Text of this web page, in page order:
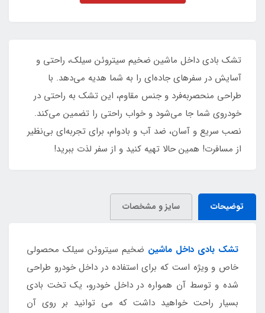
تشک بادی داخل ماشین ضخیم سیتروئن سیلک، راحتی و
آسایش در سفرهای جاده‌ای را به شما هدیه می‌دهد. با
طراحی منحصر‌به‌فرد و جنس مقاوم، این تشک به راحتی در
خودروی شما جا می‌شود و خواب راحتی را تضمین می‌کند.
نصب سریع و آسان، ضد آب و بادوام، برای تجربه‌ای بی‌نظیر
از مسافرت! همین حالا تهیه کنید و از سفر لذت ببرید!
توضیحات سایز و مشخصات
تشک بادی داخل ماشین ضخیم سیتروئن سیلک محصولی
خاص و ویژه است که برای استفاده در داخل خودرو طراحی
شده و توسط آن همواره در داخل خودرو، یک تخت بادی
بسیار راحت خواهید داشت که می توانید بر روی آن